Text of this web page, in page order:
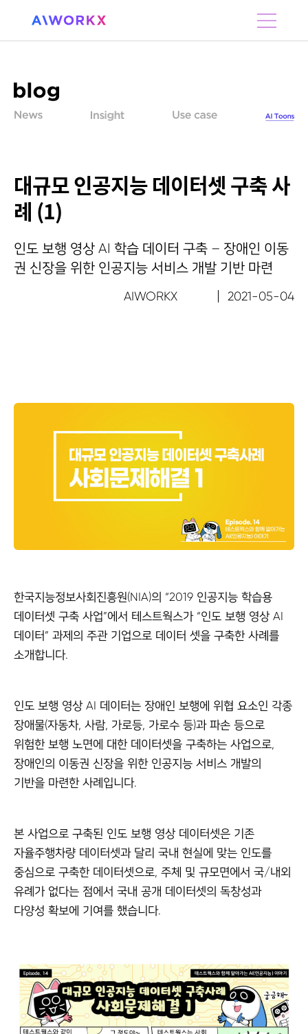
대규모 인공지능 데이터셋 구축 사
례 (1)
AIWORKX 2021-05-04
인도 보행 영상 AI 학습 데이터 구축 – 장애인 이동
권 신장을 위한 인공지능 서비스 개발 기반 마련
한국지능정보사회진흥원(NIA)의 “2019 인공지능 학습용
데이터셋 구축 사업”에서 테스트웍스가 “인도 보행 영상 AI
데이터” 과제의 주관 기업으로 데이터 셋을 구축한 사례를
소개합니다.
인도 보행 영상 AI 데이터는 장애인 보행에 위협 요소인 각종
장애물(자동차, 사람, 가로등, 가로수 등)과 파손 등으로
위험한 보행 노면에 대한 데이터셋을 구축하는 사업으로,
장애인의 이동권 신장을 위한 인공지능 서비스 개발의
기반을 마련한 사례입니다.
본 사업으로 구축된 인도 보행 영상 데이터셋은 기존
자율주행차량 데이터셋과 달리 국내 현실에 맞는 인도를
중심으로 구축한 데이터셋으로, 주체 및 규모면에서 국/내외
유례가 없다는 점에서 국내 공개 데이터셋의 독창성과
다양성 확보에 기여를 했습니다.